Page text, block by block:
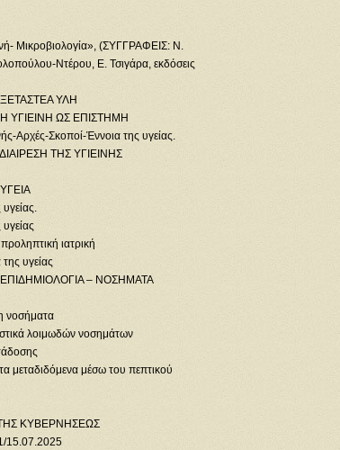
Μικροβιολογία», (ΣΥΓΓΡΑΦΕΙΣ: Ν.
Ντέρου, Ε. Τσιγάρα, εκδόσεις
ΥΛΗ
ΥΓΙΕΙΝΗ ΩΣ ΕΠΙΣΤΗΜΗ
Αρχές-Σκοποί-Έννοια της υγείας.
ΤΗΣ ΥΓΙΕΙΝΗΣ
ιατρική
υγείας
– ΝΟΣΗΜΑΤΑ
νοσήματα
λοιμωδών νοσημάτων
μεταδιδόμενα μέσω του πεπτικού
ΚΥΒΕΡΝΗΣΕΩΣ
15.07.2025